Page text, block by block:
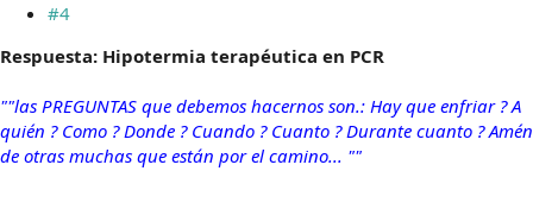
#4
Respuesta: Hipotermia terapéutica en PCR
""las PREGUNTAS que debemos hacernos son.: Hay que enfriar ? A
quién ? Como ? Donde ? Cuando ? Cuanto ? Durante cuanto ? Amén
de otras muchas que están por el camino... ""